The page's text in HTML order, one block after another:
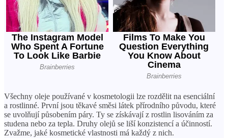
Všechny oleje používané v kosmetologii lze rozdělit na esenciální
a rostlinné. První jsou těkavé směsi látek přírodního původu, které
se uvolňují působením páry. Ty se získávají z rostlin lisováním za
studena nebo za tepla. Druhy olejů se liší konzistencí a účinností.
Zvažme, jaké kosmetické vlastnosti má každý z nich.